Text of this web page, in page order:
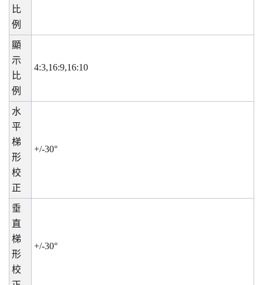
比
例
顯
示
比
例
4:3,16:9,16:10
水
平
梯
形
校
正
+/-30°
垂
直
梯
形
校
+/-30°